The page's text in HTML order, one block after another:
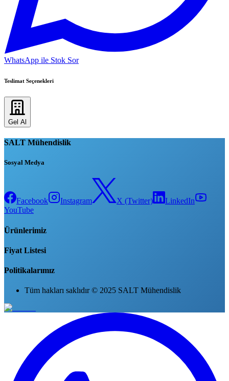
WhatsApp ile Stok Sor
Teslimat Seçenekleri
Gel Al
SALT Mühendislik
Sosyal Medya
Facebook Instagram X (Twitter)
LinkedIn
YouTube
Ürünlerimiz
Fiyat Listesi
Politikalarımız
Tüm hakları saklıdır © 2025 SALT Mühendislik